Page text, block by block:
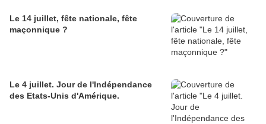
Le 14 juillet, fête nationale, fête
maçonnique ?
Le 4 juillet. Jour de l'Indépendance
des Etats-Unis d'Amérique.